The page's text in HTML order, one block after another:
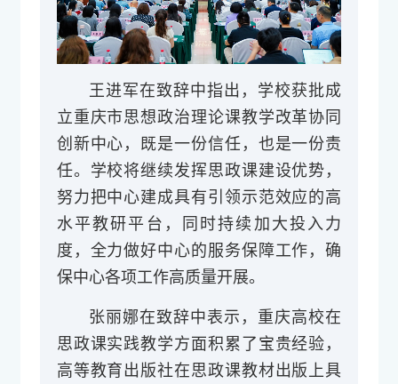
王进军在致辞中指出，学校获批成
立重庆市思想政治理论课教学改革协同
创新中心，既是一份信任，也是一份责
任。学校将继续发挥思政课建设优势，
努力把中心建成具有引领示范效应的高
水平教研平台，同时持续加大投入力
度，全力做好中心的服务保障工作，确
保中心各项工作高质量开展。
张丽娜在致辞中表示，重庆高校在
思政课实践教学方面积累了宝贵经验，
高等教育出版社在思政课教材出版上具